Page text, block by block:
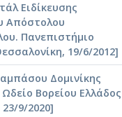
Ειδίκευσης
Απόστολου
Πανεπιστήμιο
19/6/2012]
Δομινίκης
Βορείου Ελλάδος
9/2020]